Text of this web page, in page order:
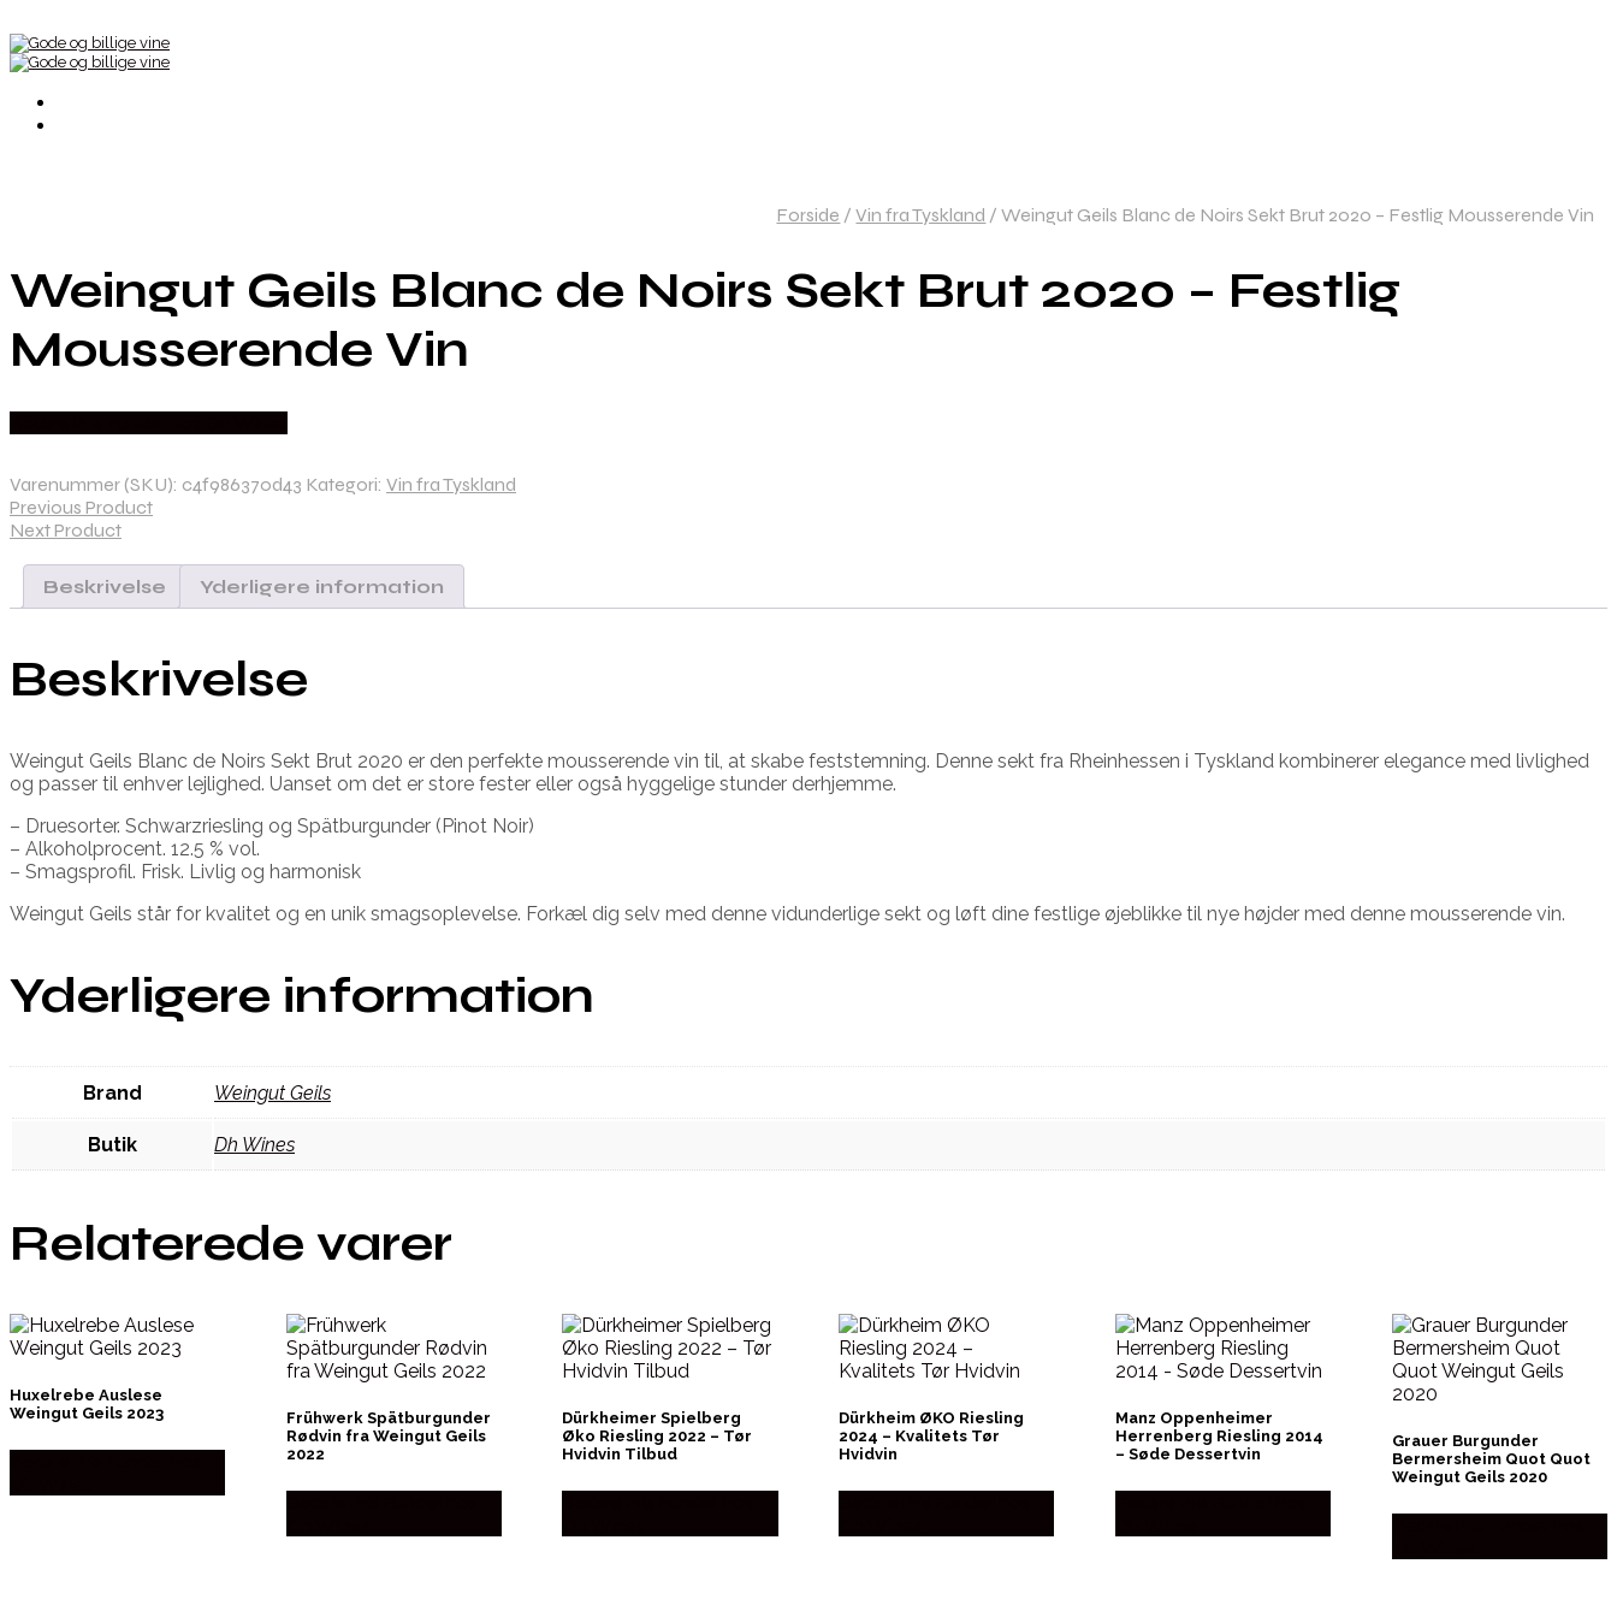
Forside / Vin fra Tyskland / Weingut Geils Blanc de Noirs Sekt Brut 2020 – Festlig Mousserende Vin
Weingut Geils Blanc de Noirs Sekt Brut 2020 – Festlig
Mousserende Vin
Varenummer (SKU): c4f986370d43 Kategori: Vin fra Tyskland
Previous Product
Next Product
Beskrivelse Yderligere information
Beskrivelse
Weingut Geils Blanc de Noirs Sekt Brut 2020 er den perfekte mousserende vin til, at skabe feststemning. Denne sekt fra Rheinhessen i Tyskland kombinerer elegance med livlighed
og passer til enhver lejlighed. Uanset om det er store fester eller også hyggelige stunder derhjemme.
– Druesorter. Schwarzriesling og Spätburgunder (Pinot Noir)
– Alkoholprocent. 12.5 % vol.
– Smagsprofil. Frisk. Livlig og harmonisk
Weingut Geils står for kvalitet og en unik smagsoplevelse. Forkæl dig selv med denne vidunderlige sekt og løft dine festlige øjeblikke til nye højder med denne mousserende vin.
Yderligere information
Brand Weingut Geils
Butik Dh Wines
Relaterede varer
Huxelrebe Auslese
Weingut Geils 2023
Frühwerk Spätburgunder
Rødvin fra Weingut Geils
2022
Dürkheimer Spielberg
Øko Riesling 2022 – Tør
Hvidvin Tilbud
Dürkheim ØKO Riesling
2024 – Kvalitets Tør
Hvidvin
Manz Oppenheimer
Herrenberg Riesling 2014
– Søde Dessertvin
Grauer Burgunder
Bermersheim Quot Quot
Weingut Geils 2020